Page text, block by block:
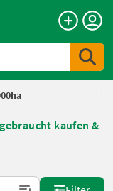
kaufen &